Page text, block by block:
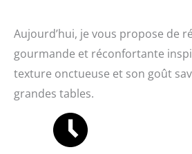
Aujourd’hui, je vous propose de
gourmande et réconfortante
texture onctueuse et son goût
grandes tables.